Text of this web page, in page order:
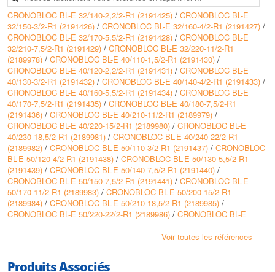
Conception
• Corps de pompe et lanterne : Par défaut : EN-GJL-250 ; en option :
fonte à graphite sphéroïdal EN-GJS-400-18-LT
• Roue : Par défaut : EN-GJL-200 ; en option : Bronze CuSn 10
• Arbre : 1.4122
• Garniture mécanique : AQEGG, autres garnitures mécaniques
disponibles sur demande
Caractéristiques techniques
• Hauteur max (HMT) : 83 m
• Débit max : 380 m3/h
CRONOBLOC BL-E 32/140-2,2/2-R1 (2191425) / CRONOBLOC BL-E
32/150-3/2-R1 (2191426) / CRONOBLOC BL-E 32/160-4/2-R1 (2191427) /
CRONOBLOC BL-E 32/170-5,5/2-R1 (2191428) / CRONOBLOC BL-E
32/210-7,5/2-R1 (2191429) / CRONOBLOC BL-E 32/220-11/2-R1
(2189978) / CRONOBLOC BL-E 40/110-1,5/2-R1 (2191430) /
CRONOBLOC BL-E 40/120-2,2/2-R1 (2191431) / CRONOBLOC BL-E
40/130-3/2-R1 (2191432) / CRONOBLOC BL-E 40/140-4/2-R1 (2191433) /
CRONOBLOC BL-E 40/160-5,5/2-R1 (2191434) / CRONOBLOC BL-E
40/170-7,5/2-R1 (2191435) / CRONOBLOC BL-E 40/180-7,5/2-R1
(2191436) / CRONOBLOC BL-E 40/210-11/2-R1 (2189979) /
CRONOBLOC BL-E 40/220-15/2-R1 (2189980) / CRONOBLOC BL-E
40/230-18,5/2-R1 (2189981) / CRONOBLOC BL-E 40/240-22/2-R1
(2189982) / CRONOBLOC BL-E 50/110-3/2-R1 (2191437) / CRONOBLOC
BL-E 50/120-4/2-R1 (2191438) / CRONOBLOC BL-E 50/130-5,5/2-R1
(2191439) / CRONOBLOC BL-E 50/140-7,5/2-R1 (2191440) /
CRONOBLOC BL-E 50/150-7,5/2-R1 (2191441) / CRONOBLOC BL-E
50/170-11/2-R1 (2189983) / CRONOBLOC BL-E 50/200-15/2-R1
(2189984) / CRONOBLOC BL-E 50/210-18,5/2-R1 (2189985) /
CRONOBLOC BL-E 50/220-22/2-R1 (2189986) / CRONOBLOC BL-E
CRONOBLOC BL-E 65/130-5,5/2-R1 (2191444)/CRONOBLOC BL-E
CRONOBLOC BL-E 65/190-18,5/2-R1 (2189989)
Voir toutes les références
Produits Associés